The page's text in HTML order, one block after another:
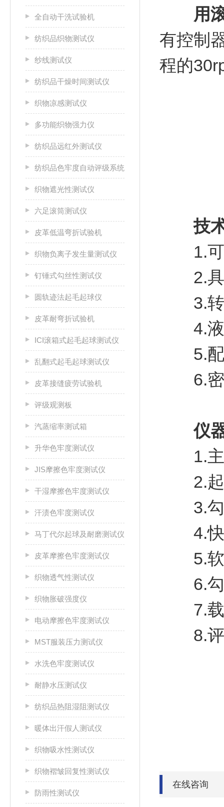
全自动干洗试验机
纺织品织物测试仪
纱线测试仪
纺织品干燥时间测试仪
织物凉感测试仪
多功能织物强力仪
纺织品远红外测试仪
纺织品色牢度自动评级系统
织物遮光性测试仪
六足滚筒测试仪
皮革低温弯折试验机
织物负离子发生量测试仪
钉锤式勾丝性测试仪
圆轨迹法起毛起球仪
皮革耐弯折试验机
ICI滚箱式起毛起球测试仪
乱翻式起毛起球测试仪
皮革接缝疲劳试验机
评级观测板
汽蒸缩率测试箱
升华色牢度测试仪
JIS摩擦色牢度测试仪
干湿摩擦色牢度测试仪
汗渍色牢度测试仪
马丁代尔起球及耐磨测试仪
皮革摩擦色牢度测试仪
织物透气性测试仪
织物胀破强度仪
电动摩擦色牢度测试仪
MST服装压力测试仪
水洗色牢度测试仪
耐静水压测试仪
纺织品热阻湿阻测试仪
暖体出汗假人测试仪
织物吸水性测试仪
织物褶皱回复性测试仪
防雨性测试仪
用
有控制
程的
技术
1.可
2.具
3.转
4.液
5.配
6.密
仪器
1.主
2.起
3.勾
4.快
5.软
6.勾
7.载
8.评
在线咨询